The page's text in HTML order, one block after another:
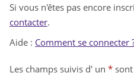
n
Si vous n'êtes pas encore
contacter.
Aide : Comment se connecter
Les champs suivis d' un *